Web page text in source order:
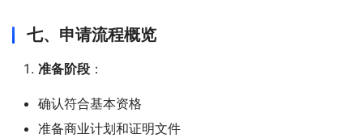
七、申请流程概览
准备阶段 ：
确认符合基本资格
准备商业计划和证明文件